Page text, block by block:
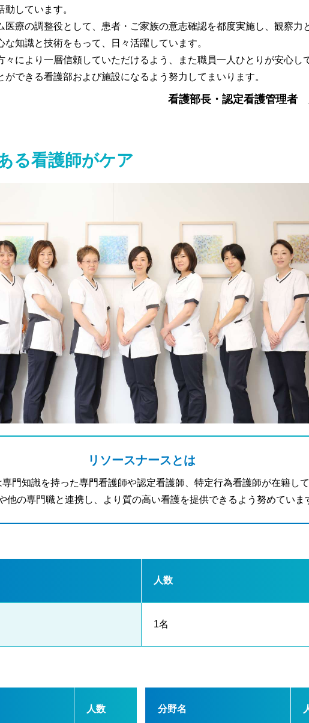
動しています。
医療の調整役として、患者・ご家族の意志確認を都度実施し、観察力
な知識と技術をもって、日々活躍しています。
々により一層信頼していただけるよう、また職員一人ひとりが安心し
ができる看護部および施設になるよう努力してまいります。
看護部長・認定看護管理者
る看護師がケア
リソースナースとは
専門知識を持った専門看護師や認定看護師、特定行為看護師が在籍し
他の専門職と連携し、より質の高い看護を提供できるよう努めていま
人数
1名
人数 分野名